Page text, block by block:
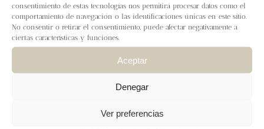
consentimiento de estas tecnologías nos permitirá procesar datos como el
comportamiento de navegación o las identificaciones únicas en este sitio.
No consentir o retirar el consentimiento, puede afectar negativamente a
ciertas características y funciones.
Aceptar
Denegar
Ver preferencias
Blog
Contacto
Newsletter
Carrito
Elgorro Gretaestá tejido en circular y se
trabaja de abajo a arriba.
El motivo central es una flor trabajada a
colorwork y puntos envueltos, un dibujo
muy entretenido con técnicas diferentes.
calentito.